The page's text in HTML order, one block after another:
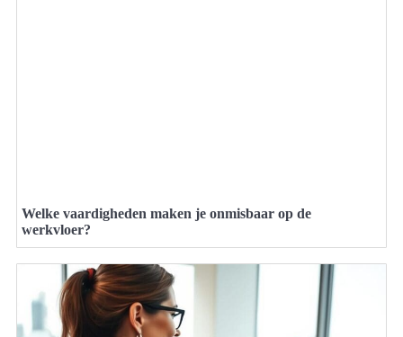
Welke vaardigheden maken je onmisbaar op de
werkvloer?